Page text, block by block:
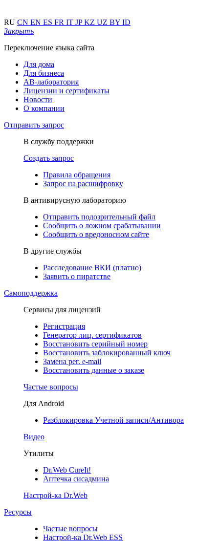
RU CN EN ES FR IT JPKZ UZ BY ID
Закрыть
Переключение языка сайта
Для дома
Для бизнеса
АВ-лаборатория
Лицензии и сертификаты
Новости
О компании
Отправить запрос
В службу поддержки
Создать запрос
Правила обращения
Запрос на расшифровку
В антивирусную лабораторию
Отправить подозрительный файл
Сообщить о ложном срабатывании
Сообщить о вредоносном сайте
В другие службы
Расследование ВКИ (платно)
Заявить о пиратстве
Самоподдержка
Сервисы для лицензий
Регистрация
Генератор лиц. сертификатов
Восстановить серийный номер
Восстановить заблокированный ключ
Замена рег. e-mail
Восстановить данные о заказе
Частые вопросы
Для Android
Разблокировка Учетной записи/Антивора
Видео
Утилиты
Dr.Web CureIt!
Аптечка сисадмина
Настрой-ка Dr.Web
Ресурсы
Частые вопросы
Настрой-ка Dr.Web ESS